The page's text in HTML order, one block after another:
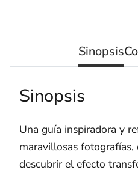
Sinopsis
Sinopsis
Una guía inspiradora y
maravillosas fotografías,
descubrir el efecto